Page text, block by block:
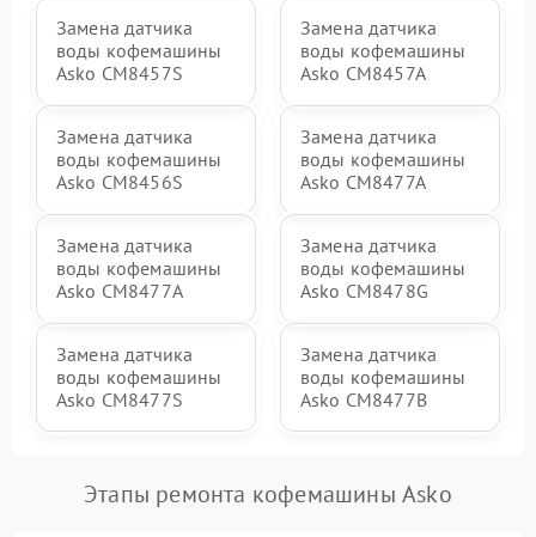
Замена датчика
воды кофемашины
Asko CM8457S
Замена датчика
воды кофемашины
Asko CM8457A
Замена датчика
воды кофемашины
Asko CM8456S
Замена датчика
воды кофемашины
Asko CM8477A
Замена датчика
воды кофемашины
Asko СМ8477А
Замена датчика
воды кофемашины
Asko CM8478G
Замена датчика
воды кофемашины
Asko CM8477S
Замена датчика
воды кофемашины
Asko CM8477B
Этапы ремонта кофемашины Asko